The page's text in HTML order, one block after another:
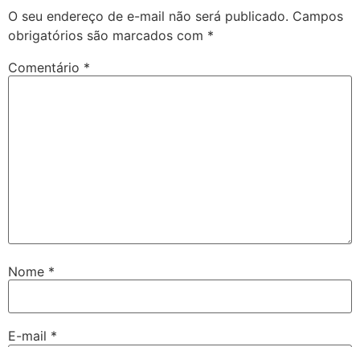
O seu endereço de e-mail não será publicado. Campos
obrigatórios são marcados com *
Comentário *
Nome *
E-mail *